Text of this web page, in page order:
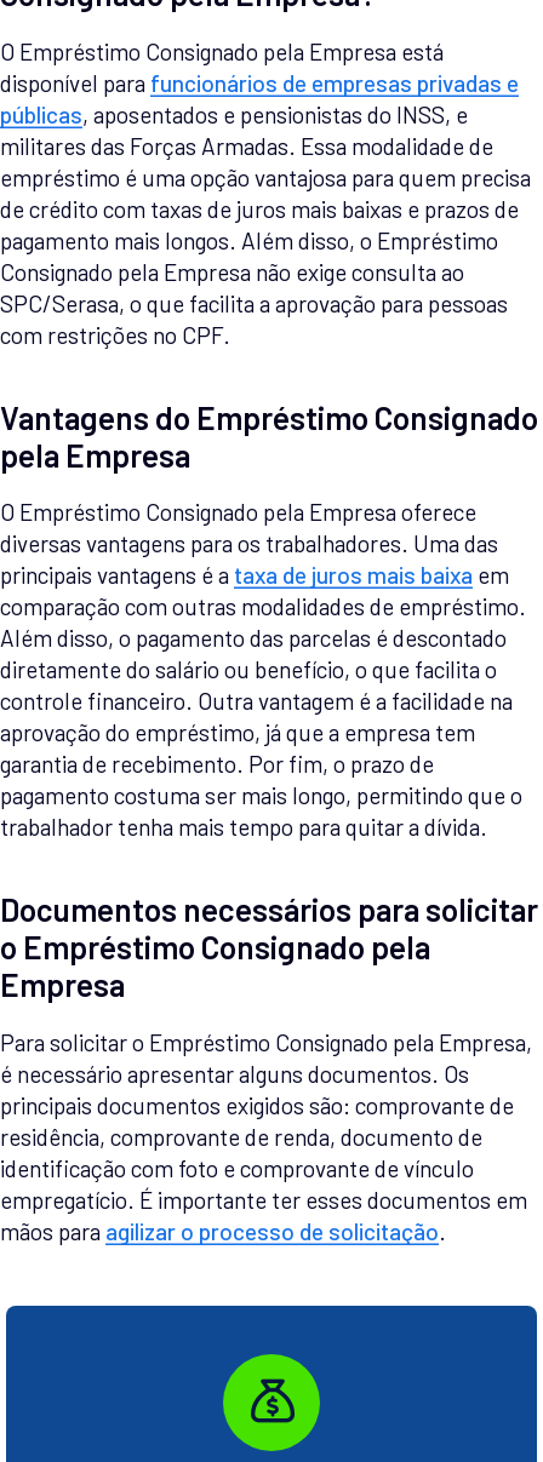
O Empréstimo Consignado pela Empresa está
disponível para funcionários de empresas privadas e
públicas, aposentados e pensionistas do INSS, e
militares das Forças Armadas. Essa modalidade de
empréstimo é uma opção vantajosa para quem precisa
de crédito com taxas de juros mais baixas e prazos de
pagamento mais longos. Além disso, o Empréstimo
Consignado pela Empresa não exige consulta ao
SPC/Serasa, o que facilita a aprovação para pessoas
com restrições no CPF.
Vantagens do Empréstimo Consignado
pela Empresa
O Empréstimo Consignado pela Empresa oferece
diversas vantagens para os trabalhadores. Uma das
principais vantagens é a taxa de juros mais baixa em
comparação com outras modalidades de empréstimo.
Além disso, o pagamento das parcelas é descontado
diretamente do salário ou benefício, o que facilita o
controle financeiro. Outra vantagem é a facilidade na
aprovação do empréstimo, já que a empresa tem
garantia de recebimento. Por fim, o prazo de
pagamento costuma ser mais longo, permitindo que o
trabalhador tenha mais tempo para quitar a dívida.
Documentos necessários para solicitar
o Empréstimo Consignado pela
Empresa
Para solicitar o Empréstimo Consignado pela Empresa,
é necessário apresentar alguns documentos. Os
principais documentos exigidos são: comprovante de
residência, comprovante de renda, documento de
identificação com foto e comprovante de vínculo
empregatício. É importante ter esses documentos em
mãos para agilizar o processo de solicitação.